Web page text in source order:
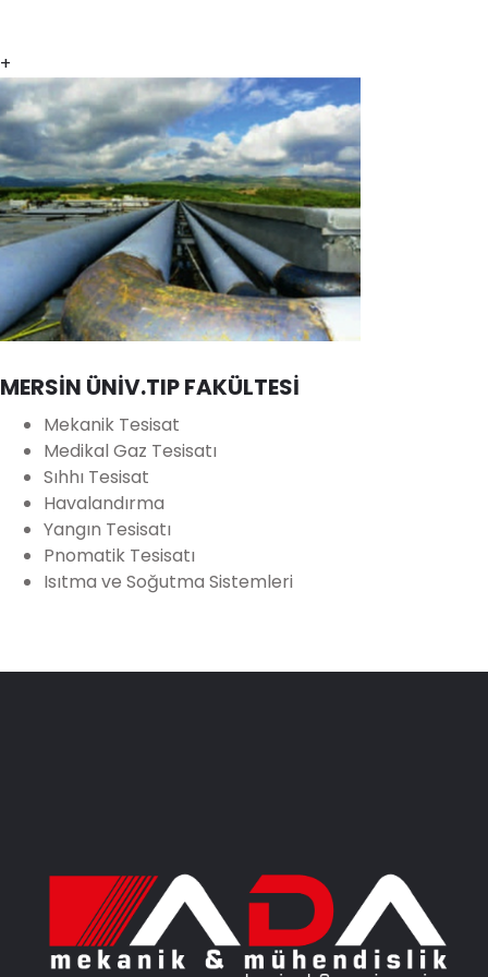
+
MERSİN ÜNİV.TIP FAKÜLTESİ
Mekanik Tesisat
Medikal Gaz Tesisatı
Sıhhı Tesisat
Havalandırma
Yangın Tesisatı
Pnomatik Tesisatı
Isıtma ve Soğutma Sistemleri